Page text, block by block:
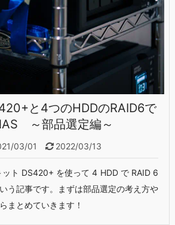
と4つのHDDのRAID6で
～部品選定編～
03/01 2022/03/13
ト DS420+ を使って 4 HDD で RAID 6
う記事です。まずは部品選定の考え方や
まとめていきます！